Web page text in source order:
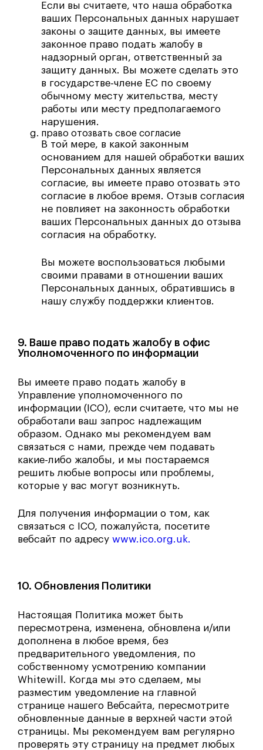
Если вы считаете, что наша обработка
ваших Персональных данных нарушает
законы о защите данных, вы имеете
законное право подать жалобу в
надзорный орган, ответственный за
защиту данных. Вы можете сделать это
в государстве-члене ЕС по своему
обычному месту жительства, месту
работы или месту предполагаемого
нарушения.
право отозвать свое согласие
В той мере, в какой законным
основанием для нашей обработки ваших
Персональных данных является
согласие, вы имеете право отозвать это
согласие в любое время. Отзыв согласия
не повлияет на законность обработки
ваших Персональных данных до отзыва
согласия на обработку.
Вы можете воспользоваться любыми
своими правами в отношении ваших
Персональных данных, обратившись в
нашу службу поддержки клиентов.
9. Ваше право подать жалобу в офис
Уполномоченного по информации
Вы имеете право подать жалобу в
Управление уполномоченного по
информации (ICO), если считаете, что мы не
обработали ваш запрос надлежащим
образом. Однако мы рекомендуем вам
связаться с нами, прежде чем подавать
какие-либо жалобы, и мы постараемся
решить любые вопросы или проблемы,
которые у вас могут возникнуть.
Для получения информации о том, как
связаться с ICO, пожалуйста, посетите
вебсайт по адресу www.ico.org.uk.
10. Обновления Политики
Настоящая Политика может быть
пересмотрена, изменена, обновлена и/или
дополнена в любое время, без
предварительного уведомления, по
собственному усмотрению компании
Whitewill. Когда мы это сделаем, мы
разместим уведомление на главной
странице нашего Вебсайта, пересмотрите
обновленные данные в верхней части этой
страницы. Мы рекомендуем вам регулярно
проверять эту страницу на предмет любых